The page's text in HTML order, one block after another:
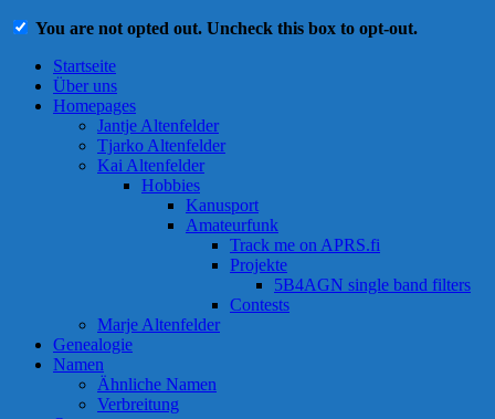
You are not opted out. Uncheck this box to opt-out.
Startseite
Über uns
Homepages
Jantje Altenfelder
Tjarko Altenfelder
Kai Altenfelder
Hobbies
Kanusport
Amateurfunk
Track me on APRS.fi
Projekte
5B4AGN single band filters
Contests
Marje Altenfelder
Genealogie
Namen
Ähnliche Namen
Verbreitung